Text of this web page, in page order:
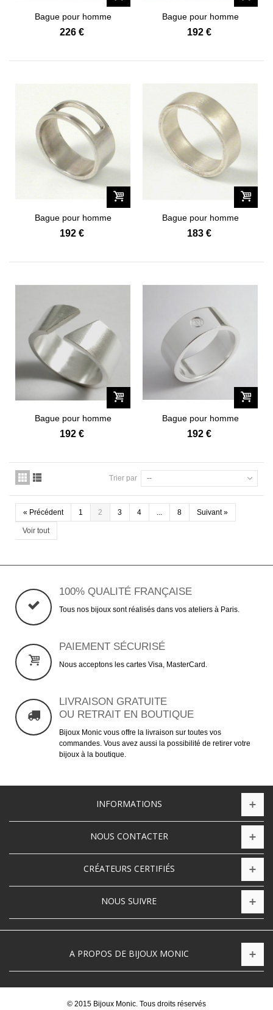
Bague pour homme
Contemporaine...
226 €
Bague pour homme
Contemporaine...
192 €
Bague pour homme
Contemporaine...
192 €
Bague pour homme
Contemporaine...
183 €
Bague pour homme
Contemporaine...
192 €
Bague pour homme
Contemporaine...
192 €
Trier par --
« Précédent 1 2 3 4 ... 8 Suivant»
Voir tout
100% QUALITÉ FRANÇAISE
Tous nos bijoux sont réalisés dans vos ateliers à Paris.
PAIEMENT SÉCURISÉ
Nous acceptons les cartes Visa, MasterCard.
LIVRAISON GRATUITE
OU RETRAIT EN BOUTIQUE
Bijoux Monic vous offre la livraison sur toutes vos
commandes. Vous avez aussi la possibilité de retirer votre
bijoux à la boutique.
INFORMATIONS
NOUS CONTACTER
CRÉATEURS CERTIFIÉS
NOUS SUIVRE
A PROPOS DE BIJOUX MONIC
© 2015 Bijoux Monic. Tous droits réservés